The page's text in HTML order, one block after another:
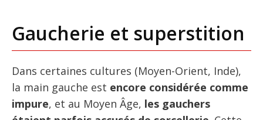
Gaucherie et superstition
Dans certaines cultures (Moyen-Orient, Inde),
la main gauche est encore considérée comme
impure, et au Moyen Âge, les gauchers